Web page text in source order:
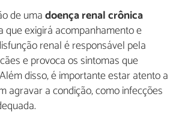
de umadoença renal crônica
que exigirá acompanhamento e
renal é responsável pela
e provoca os sintomas que
disso, é importante estar atento a
agravar a condição, como infecções